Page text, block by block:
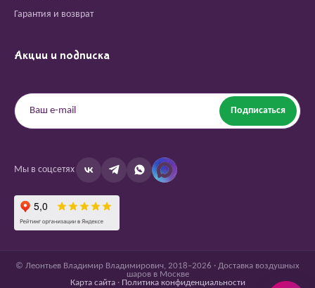
Гарантия и возврат
Акции и подписка
Подписаться
Мы в соцсетях
© Леонтьев Владимир Владимирович, 2018–2026 · Доставка воздушных
шаров в Москве
Карта сайта· Политика конфиденциальности